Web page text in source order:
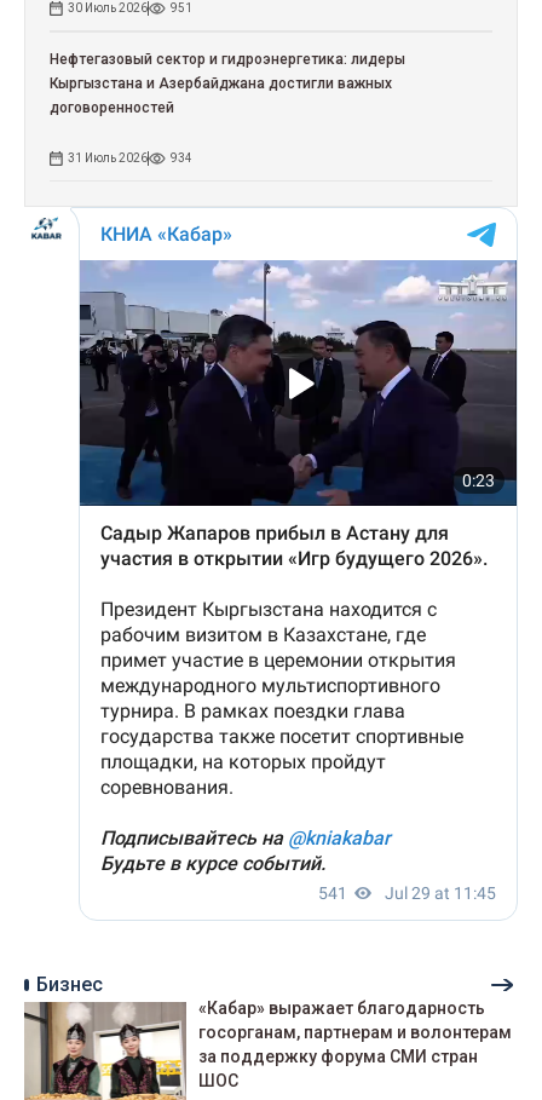
30 Июль 2026 951
Нефтегазовый сектор и гидроэнергетика: лидеры
Кыргызстана и Азербайджана достигли важных
договоренностей
31 Июль 2026 934
Бизнес
«Кабар» выражает благодарность
госорганам, партнерам и волонтерам
за поддержку форума СМИ стран
ШОС